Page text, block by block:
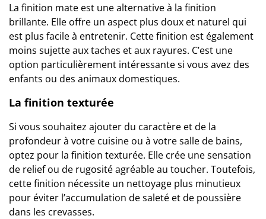
La finition mate est une alternative à la finition
brillante. Elle offre un aspect plus doux et naturel qui
est plus facile à entretenir. Cette finition est également
moins sujette aux taches et aux rayures. C’est une
option particulièrement intéressante si vous avez des
enfants ou des animaux domestiques.
La finition texturée
Si vous souhaitez ajouter du caractère et de la
profondeur à votre cuisine ou à votre salle de bains,
optez pour la finition texturée. Elle crée une sensation
de relief ou de rugosité agréable au toucher. Toutefois,
cette finition nécessite un nettoyage plus minutieux
pour éviter l’accumulation de saleté et de poussière
dans les crevasses.